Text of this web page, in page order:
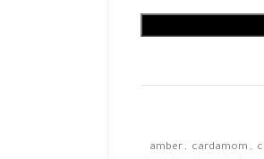
amber , cardamom ,